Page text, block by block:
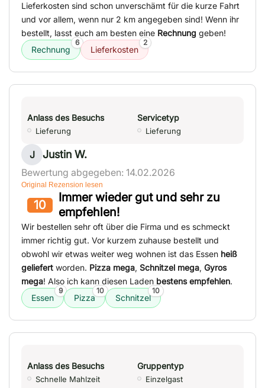
Lieferkosten sind schon unverschämt für die kurze Fahrt
und vor allem, wenn nur 2 km angegeben sind! Wenn ihr
bestellt, lasst euch am besten eine Rechnung geben!
Rechnung
6
Lieferkosten
2
Anlass des Besuchs
Lieferung
Servicetyp
Lieferung
J Justin W.
Bewertung abgegeben: 14.02.2026
Original Rezension lesen
10
Immer wieder gut und sehr zu
empfehlen!
Wir bestellen sehr oft über die Firma und es schmeckt
immer richtig gut. Vor kurzem zuhause bestellt und
obwohl wir etwas weiter weg wohnen ist das Essen heiß
geliefert worden. Pizza mega, Schnitzel mega, Gyros
mega! Also ich kann diesen Laden bestens empfehlen.
Essen
9
Pizza
10
Schnitzel
10
Anlass des Besuchs
Schnelle Mahlzeit
Gruppentyp
Einzelgast